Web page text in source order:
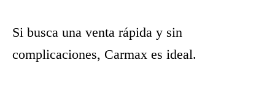
Si busca una venta rápida y sin
complicaciones, Carmax es ideal.